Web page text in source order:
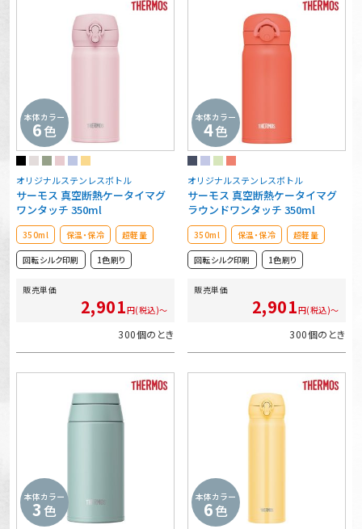
本体カラー
6色
オリジナルステンレスボトル
サーモス 真空断熱ケータイマグ
ワンタッチ 350ml
350ml 保温・保冷 超軽量
回転シルク印刷 1色刷り
販売単価
2,901円(税込)～
300個のとき
本体カラー
4色
オリジナルステンレスボトル
サーモス 真空断熱ケータイマグ
ラウンドワンタッチ 350ml
350ml 保温・保冷 超軽量
回転シルク印刷 1色刷り
販売単価
2,901円(税込)～
300個のとき
本体カラー
3色
本体カラー
6色